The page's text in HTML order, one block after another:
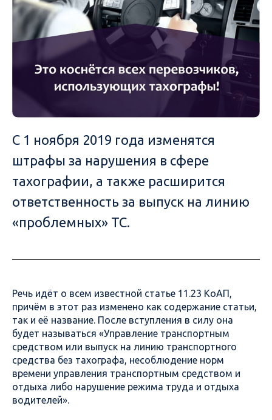
С 1 ноября 2019 года изменятся
штрафы за нарушения в сфере
тахографии, а также расширится
ответственность за выпуск на линию
«проблемных» ТС.
Речь идёт о всем известной статье 11.23 КоАП,
причём в этот раз изменено как содержание статьи,
так и её название. После вступления в силу она
будет называться «Управление транспортным
средством или выпуск на линию транспортного
средства без тахографа, несоблюдение норм
времени управления транспортным средством и
отдыха либо нарушение режима труда и отдыха
водителей».